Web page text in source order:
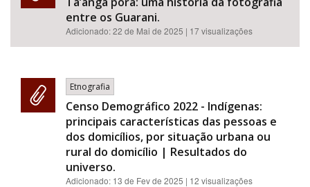
entre os Guarani.
Adicionado:22 de Mai de 2025 | 17 visualizações
Etnografia
Censo Demográfico 2022 - Indígenas:
principais características das pessoas e
dos domicílios, por situação urbana ou
rural do domicílio | Resultados do
universo.
Adicionado: 13 de Fev de 2025 | 12 visualizações